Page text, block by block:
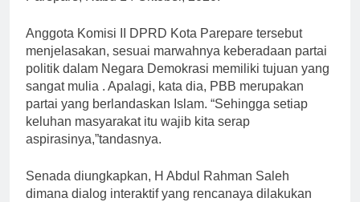
Anggota Komisi II DPRD Kota Parepare tersebut
menjelasakan, sesuai marwahnya keberadaan partai
politik dalam Negara Demokrasi memiliki tujuan yang
sangat mulia . Apalagi, kata dia, PBB merupakan
partai yang berlandaskan Islam. “Sehingga setiap
keluhan masyarakat itu wajib kita serap
aspirasinya,”tandasnya.
Senada diungkapkan, H Abdul Rahman Saleh
dimana dialog interaktif yang rencanaya dilakukan